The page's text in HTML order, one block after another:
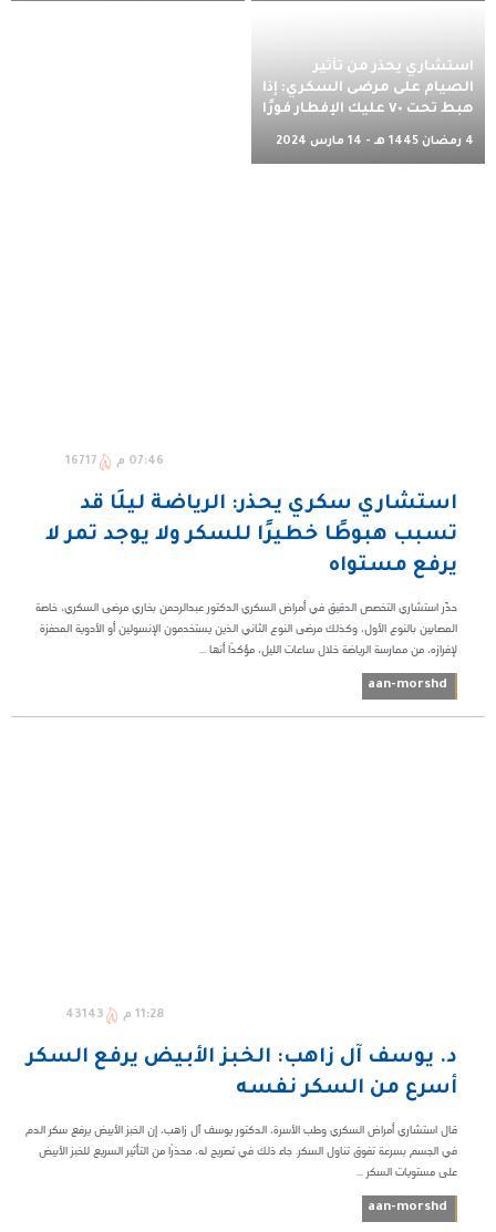
استشاري يحذر من تأثير
الصيام على مرضى السكري: إذا
هبط تحت ٧٠ عليك الإفطار فورًا
4 رمضان 1445 هـ - 14 مارس 2024
07:46 م 16717
استشاري سكري يحذر: الرياضة ليلًا قد
تسبب هبوطًا خطيرًا للسكر ولا يوجد تمر لا
يرفع مستواه
حذّر استشاري التخصص الدقيق في أمراض السكري الدكتور عبدالرحمن بخاري مرضى السكري، خاصة
المصابين بالنوع الأول، وكذلك مرضى النوع الثاني الذين يستخدمون الإنسولين أو الأدوية المحفزة
لإفرازه، من ممارسة الرياضة خلال ساعات الليل، مؤكدًا أنها ...
aan-morshd
11:28 م 43143
د. يوسف آل زاهب: الخبز الأبيض يرفع السكر
أسرع من السكر نفسه
قال استشاري أمراض السكري وطب الأسرة، الدكتور يوسف آل زاهب، إن الخبز الأبيض يرفع سكر الدم
في الجسم بسرعة تفوق تناول السكر. جاء ذلك في تصريح له، محذرًا من التأثير السريع للخبز الأبيض
على مستويات السكر ...
aan-morshd